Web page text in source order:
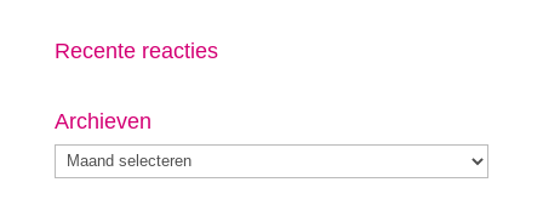
Recente reacties
Archieven
Archieven